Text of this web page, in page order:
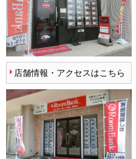
店舗情報・アクセスはこちら